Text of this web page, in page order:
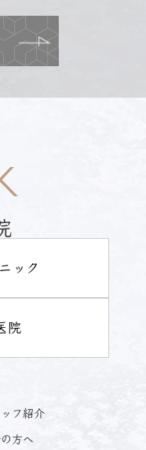
ック
院
ッフ紹介
方へ